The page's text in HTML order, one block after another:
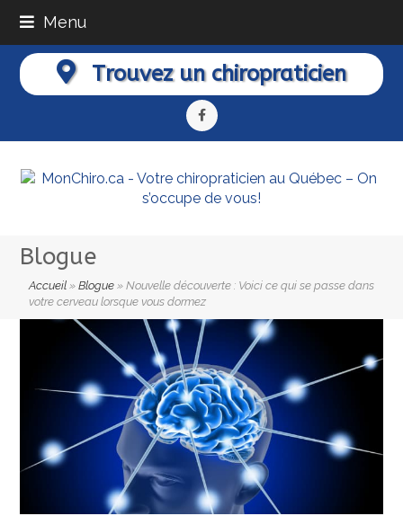
Menu
Trouvez un chiropraticien
Facebook
Blogue
Accueil »Blogue »Nouvelle découverte : Voici ce qui se passe dans
votre cerveau lorsque vous dormez